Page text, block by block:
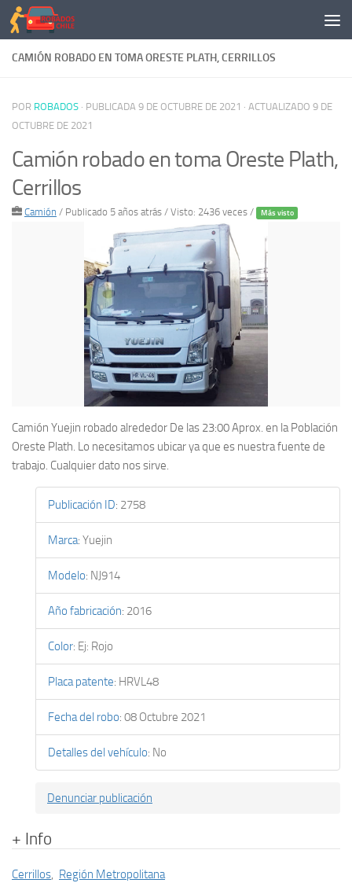
Saltar al contenido
CAMIÓN ROBADO EN TOMA ORESTE PLATH, CERRILLOS
POR ROBADOS · PUBLICADA 9 DE OCTUBRE DE 2021 · ACTUALIZADO 9 DE
OCTUBRE DE 2021
Camión robado en toma Oreste Plath,
Cerrillos
Camión / Publicado 5 años atrás / Visto: 2436 veces / Más visto
Camión Yuejin robado alrededor De las 23:00 Aprox. en la Población
Oreste Plath. Lo necesitamos ubicar ya que es nuestra fuente de
trabajo. Cualquier dato nos sirve.
Publicación ID: 2758
Marca: Yuejin
Modelo: NJ914
Año fabricación: 2016
Color: Ej: Rojo
Placa patente: HRVL48
Fecha del robo: 08 Octubre 2021
Detalles del vehículo: No
Denunciar publicación
+ Info
Cerrillos, Región Metropolitana